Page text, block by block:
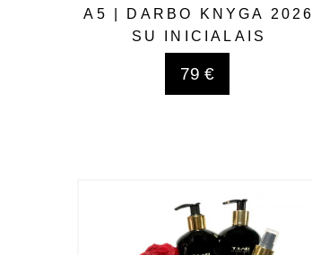
A5 | DARBO KNYGA 2026
SU INICIALAIS
79 €